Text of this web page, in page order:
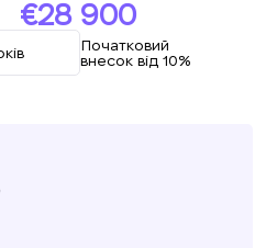
28 900
Початковий
внесок від 10%